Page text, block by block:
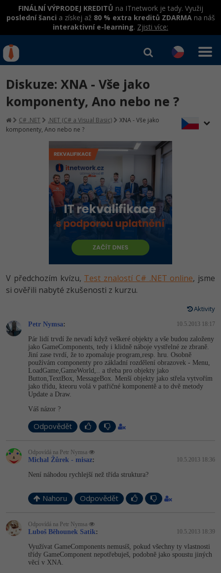
FINÁLNÍ VÝPRODEJ KREDITŮ na ITnetwork je tady. Využij
poslední šanci a získej až 80 % extra kreditů ZDARMAna náš
interaktivní e-learning. Zjisti více:
hrazené úřadem práce
Workshopy zdarma
Umělá inteligence v praxi
Datová analýza v praxi
Školení
Základy programování
Objektové programování - OOP
Umělá inteligence
HTML5, CSS3, Bootstrap, SEO
SQL a databáze
Testování a verzování
Spring
ASP.NET MVC
Best practices
Školení dle technologií
C# .NET
Java
JavaScript
Python
MySQL/MariaDB
MS-SQL
Kurzy IT profesí
Junior programátor
Programátor WWW aplikací
Senior programátor
Front-end developer
Vývojář mobilních aplikací
Specialista na AI a bigdata
C# Game developer
Webdesigner
Systémový administrátor
Grafik / UX/UI návrhář
3D grafik
Projektový manažer
Copywriter
SEO specialista
Kurzy programování
Jak začít?
Java -80%
C#.NET -80%
Python -80%
JavaScript -80%
PHP
-80%
Swift
Kotlin -80%
C -80%
VB.NET
-80%
Algoritmy -41%
Pro děti
Více
Fórum
Přihlásit se|Registrovat
Diskuze: XNA - Vše jako
komponenty, Ano nebo ne ?
C# .NET .NET (C# a Visual Basic)
XNA - Vše jako
komponenty, Ano nebo ne ?
V předchozím kvízu, Test znalostí C# .NET online, jsme
si ověřili nabyté zkušenosti z kurzu.
Aktivity
Petr Nymsa: 10.5.2013 18:17
Pár lidí trvdí že nevadí když veškeré objekty a vše budou založeny
jako GameComponents, tedy i klidně náboje vystřelné ze zbraně.
Jiní zase tvrdí, že to zpomaluje program,resp. hru. Osobně
používám componenty pro základní rozdělení obrazovek - Menu,
LoadGame,Game­World,.. a třeba pro objekty jako
Button,TextBox, MessageBox. Menší objekty jako střela vytvořím
jako třídu, kteoru volá v patřičné komponentě a to dvě metody
Update a Draw.
Váš názor ?
Odpovědět
Odpovídá na Petr Nymsa
Michal Žůrek - misaz: 10.5.2013 18:36
Není náhodou rychlejší než třída struktura?
Nahoru Odpovědět
Odpovídá na Petr Nymsa
Luboš Běhounek Satik: 10.5.2013 18:39
Využívat GameComponents nemusíš, pokud všechny ty vlastnosti
třídy GameComponent nepotřebuješ, podobně jako spoustu jiných
věcí v XNA.